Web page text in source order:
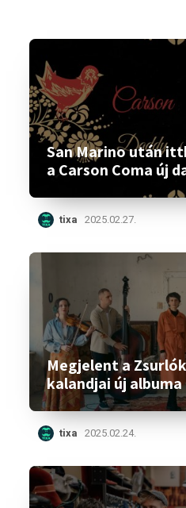
San Marino után
a Carson Coma új
tixa 2025.02.27.
Megjelent a
kalandjai új albuma
tixa 2025.02.24.